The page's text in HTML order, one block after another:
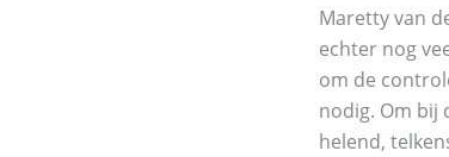
Maretty van
echter nog
om de
nodig. Om bij
helend,